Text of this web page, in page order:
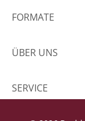
FORMATE
ÜBER UNS
SERVICE